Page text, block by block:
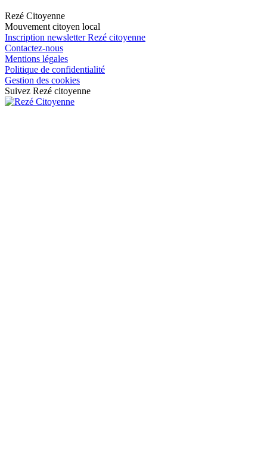
Rezé Citoyenne
Mouvement citoyen local
Inscription newsletter Rezé citoyenne
Contactez-nous
Mentions légales
Politique de confidentialité
Gestion des cookies
Suivez Rezé citoyenne